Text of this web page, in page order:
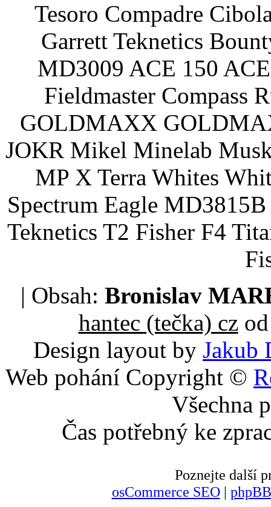
Tesoro Compadre
Garrett Teknetics
MD3009 ACE 150
Fieldmaster Compass
GOLDMAXX
JOKR Mikel Minelab
MP X Terra Whites
Spectrum Eagle
Teknetics T2 Fisher F4
| Obsah: Bronislav
hantec (tečka) czod
Design layout by Jakub
Web pohání Copyright ©
Všechna
Čas potřebný ke
Poznejte další
osCommerce SEO|